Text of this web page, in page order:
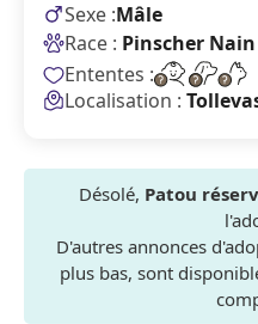
Sexe :Mâle
Race : Pinscher Nain
Ententes :
Localisation :
Désolé, Patou
D'autres annonces
plus bas, sont